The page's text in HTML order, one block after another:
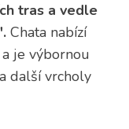
tras a vedle
Chata nabízí
je výbornou
další vrcholy